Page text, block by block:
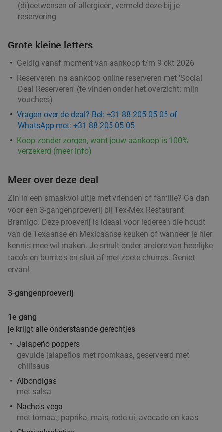
(di)eetwensen of allergieën, vermeld deze bij je
reservering
Grote kleine letters
Geldig vanaf moment van aankoop t/m 9 okt 2026
Reserveren: na aankoop online reserveren met 'Social
Deal Reserveren' (te vinden onder het overzicht: mijn
vouchers)
Vragen over de deal? Bel: +31 88 205 05 05 of
WhatsApp met: +31 88 205 05 05
Koop zonder zorgen, want jouw aankoop is 100%
verzekerd (meer info)
Meer over deze deal
Zin in een smaakvol uitje met vrienden of familie? Ga dan
voor een 3-gangenproeverij bij Tex-Mex Restaurant
Bramigo. Deze proeverij is ideaal voor iedereen die houdt
van de Texaanse en Mexicaanse keuken of wanneer je hier
kennis mee wil maken. Je smult onder andere van heerlijke
taco's en burrito's en sluit af met zoete churros. Geniet
ervan!
3-gangenproeverij
1e gang
je krijgt alle onderstaande gerechtjes
Jalapeño poppers
gevulde jalapeños met roomkaas, geserveerd met
chilisaus
Albondigas
met salsa
Nacho's vega
met tomaat, paprika, maïs, rode ui, avocado en kaas